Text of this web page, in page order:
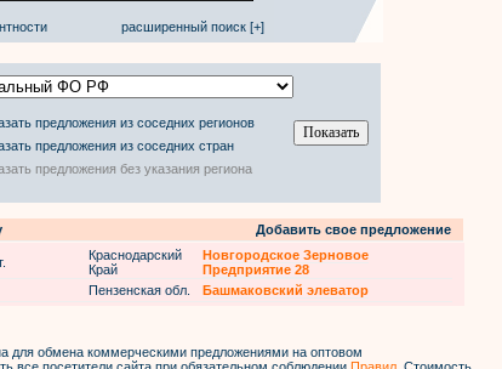
расширенный поиск [+]
предложения из соседних регионов
предложения из соседних стран
предложения без указания региона
Добавить свое предложение
Краснодарский
Край
Новгородское Зерновое
Предприятие 28
Пензенская обл. Башмаковский элеватор
для обмена коммерческими предложениями на оптовом